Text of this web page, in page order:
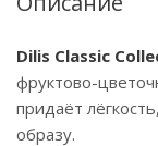
Dilis Classic
фруктово-
придаёт
образу.